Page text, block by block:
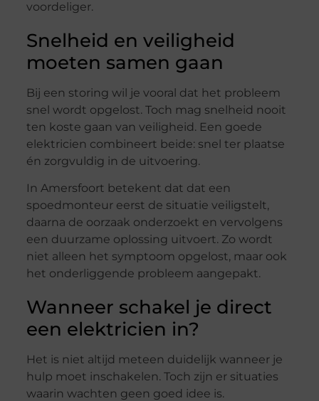
voordeliger.
Snelheid en veiligheid
moeten samen gaan
Bij een storing wil je vooral dat het probleem
snel wordt opgelost. Toch mag snelheid nooit
ten koste gaan van veiligheid. Een goede
elektricien combineert beide: snel ter plaatse
én zorgvuldig in de uitvoering.
In Amersfoort betekent dat dat een
spoedmonteur eerst de situatie veiligstelt,
daarna de oorzaak onderzoekt en vervolgens
een duurzame oplossing uitvoert. Zo wordt
niet alleen het symptoom opgelost, maar ook
het onderliggende probleem aangepakt.
Wanneer schakel je direct
een elektricien in?
Het is niet altijd meteen duidelijk wanneer je
hulp moet inschakelen. Toch zijn er situaties
waarin wachten geen goed idee is.